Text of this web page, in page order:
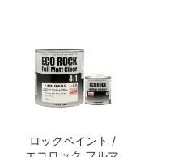
ロックペイント /